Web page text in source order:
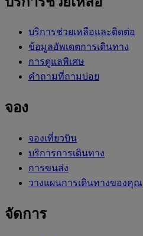
บริการช่วยเหลือและติดต่อ
ข้อมูลอัพเดตการเดินทาง
การดูแลพิเศษ
คำถามที่ถามบ่อย
จอง
จองเที่ยวบิน
บริการการเดินทาง
การขนส่ง
วางแผนการเดินทางของคุณ
จัดการ